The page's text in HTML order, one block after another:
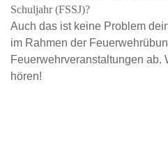
Schuljahr (FSSJ)?
Auch das ist keine Problem
im Rahmen der
Feuerwehrveranstaltungen ab.
hören!